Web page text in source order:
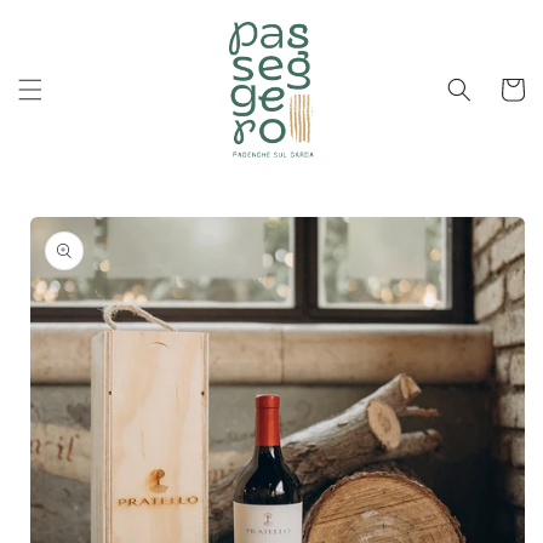
informazioni
prodotto